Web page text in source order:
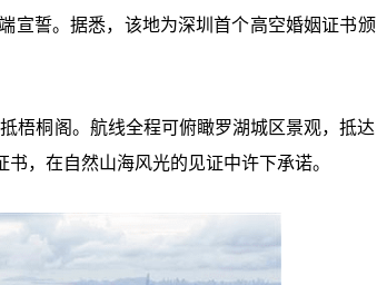
宣誓。据悉，该地为深圳首个高空婚姻证书颁
梧桐阁。航线全程可俯瞰罗湖城区景观，抵达
，在自然山海风光的见证中许下承诺。